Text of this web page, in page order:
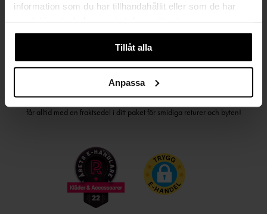
information som du har tillhandahållit eller som de har
Tillåt alla
Anpassa
Välj det betalsätt som passar dig med Klarna. Vi på Johnells erbjuder flera
bekväma fraktalternativ; utlämningsställe, hemleverans och paketskåp. Du
får alltid med en fraktsedel i ditt paket för smidiga returer och byten!